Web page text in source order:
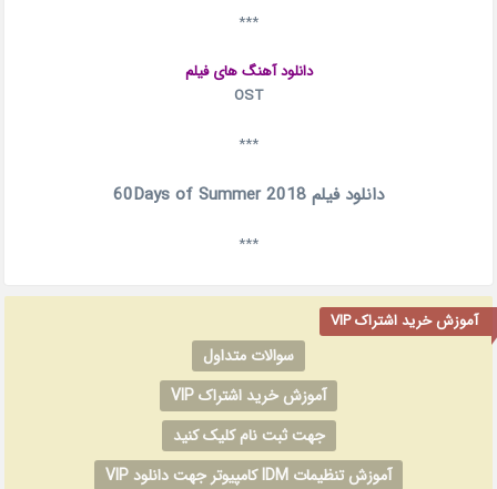
***
دانلود آهنگ های فیلم
OST
***
دانلود فیلم 60Days of Summer 2018
***
آموزش خرید اشتراک VIP
سوالات متداول
آموزش خرید اشتراک VIP
جهت ثبت نام کلیک کنید
آموزش تنظیمات IDM کامپیوتر جهت دانلود VIP